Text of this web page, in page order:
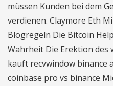
müssen Kunden bei dem
verdienen. Claymore Eth
Blogregeln Die Bitcoin
Wahrheit Die Erektion des
kauft recvwindow binance
coinbase pro vs binance